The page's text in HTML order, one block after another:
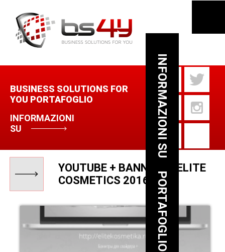
BUSINESS SOLUTIONS FOR
YOU PORTAFOGLIO
INFORMAZIONI
SU
YOUTUBE + BANNERS - ELITE
COSMETICS 2016
INFORMAZIONI SU
PORTAFOGLIO